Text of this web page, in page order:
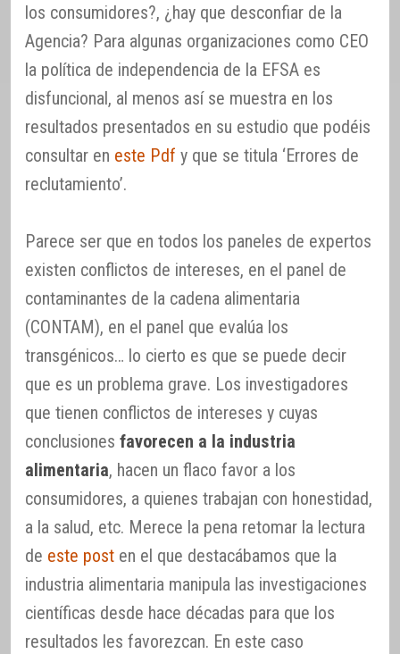
los consumidores?, ¿hay que desconfiar de la
Agencia? Para algunas organizaciones como CEO
la política de independencia de la EFSA es
disfuncional, al menos así se muestra en los
resultados presentados en su estudio que podéis
consultar en este Pdf y que se titula ‘Errores de
reclutamiento’.
Parece ser que en todos los paneles de expertos
existen conflictos de intereses, en el panel de
contaminantes de la cadena alimentaria
(CONTAM), en el panel que evalúa los
transgénicos… lo cierto es que se puede decir
que es un problema grave. Los investigadores
que tienen conflictos de intereses y cuyas
conclusiones favorecen a la industria
alimentaria, hacen un flaco favor a los
consumidores, a quienes trabajan con honestidad,
a la salud, etc. Merece la pena retomar la lectura
de este post en el que destacábamos que la
industria alimentaria manipula las investigaciones
científicas desde hace décadas para que los
resultados les favorezcan. En este caso